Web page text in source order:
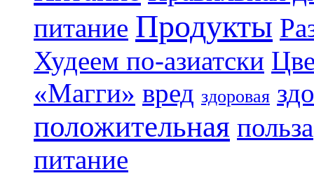
питание Продукты
Худеем по-азиатски
«Магги» вред здоровая
положительная польза
питание